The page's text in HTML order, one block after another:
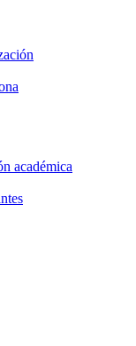
académica